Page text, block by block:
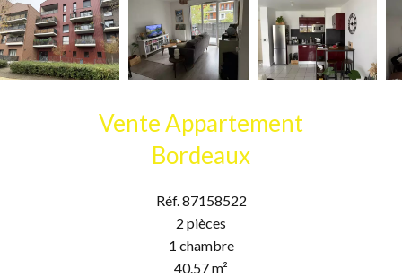
Vente Appartement
Bordeaux
Réf. 87158522
2 pièces
1 chambre
40.57 m²